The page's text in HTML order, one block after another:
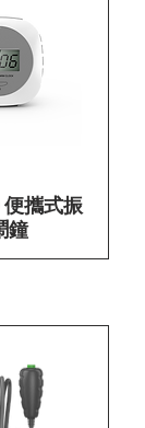
覽
便攜式振
鐘